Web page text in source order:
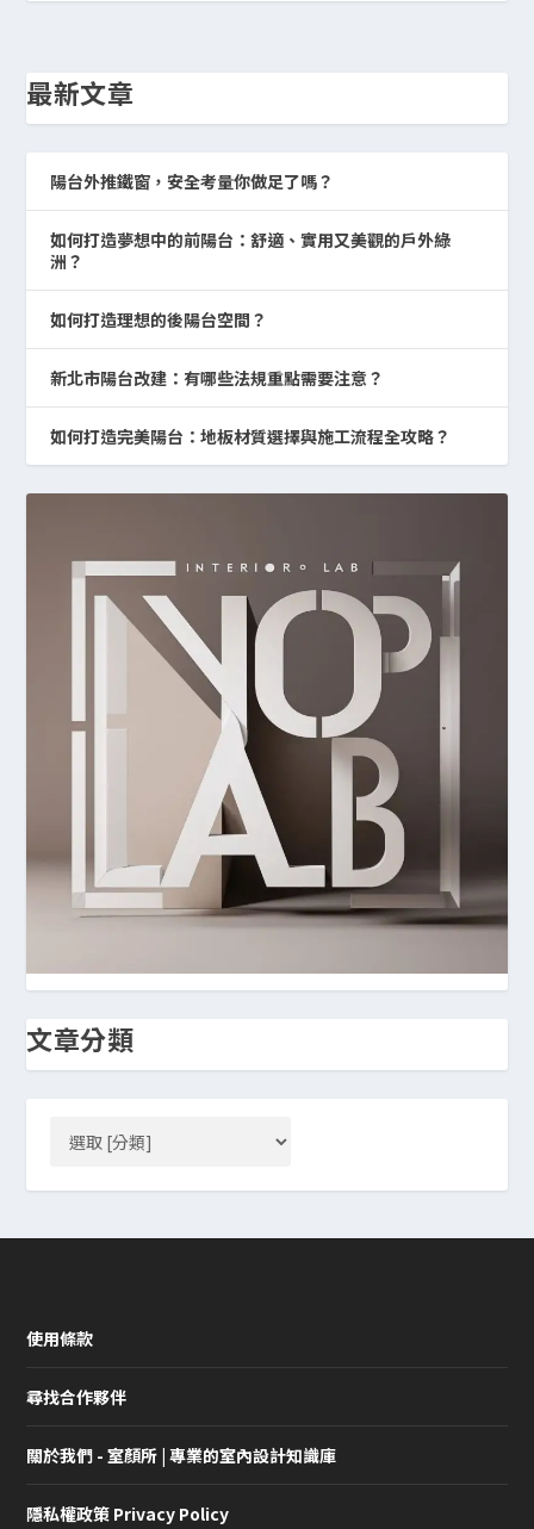
最新文章
陽台外推鐵窗，安全考量你做足了嗎？
如何打造夢想中的前陽台：舒適、實用又美觀的戶外綠
洲？
如何打造理想的後陽台空間？
新北市陽台改建：有哪些法規重點需要注意？
如何打造完美陽台：地板材質選擇與施工流程全攻略？
文章分類
使用條款
尋找合作夥伴
關於我們 - 室顏所 | 專業的室內設計知識庫
隱私權政策 Privacy Policy